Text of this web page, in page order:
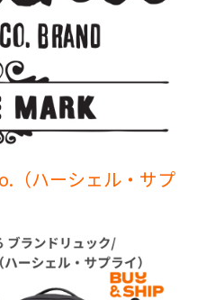
（ハーシェル・サプ